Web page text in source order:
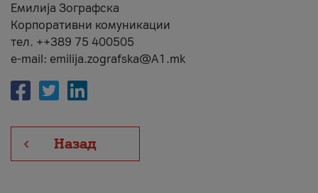
Емилија Зографска
Корпоративни комуникации
тел. ++389 75 400505
e-mail: emilija.zografska@A1.mk
Назад